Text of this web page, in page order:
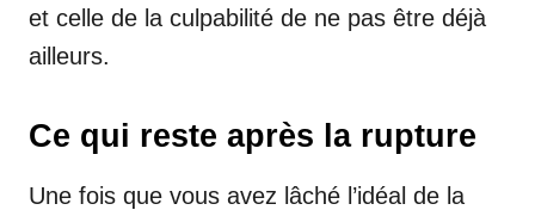
et celle de la culpabilité de ne pas être déjà
ailleurs.
Ce qui reste après la rupture
Une fois que vous avez lâché l’idéal de la